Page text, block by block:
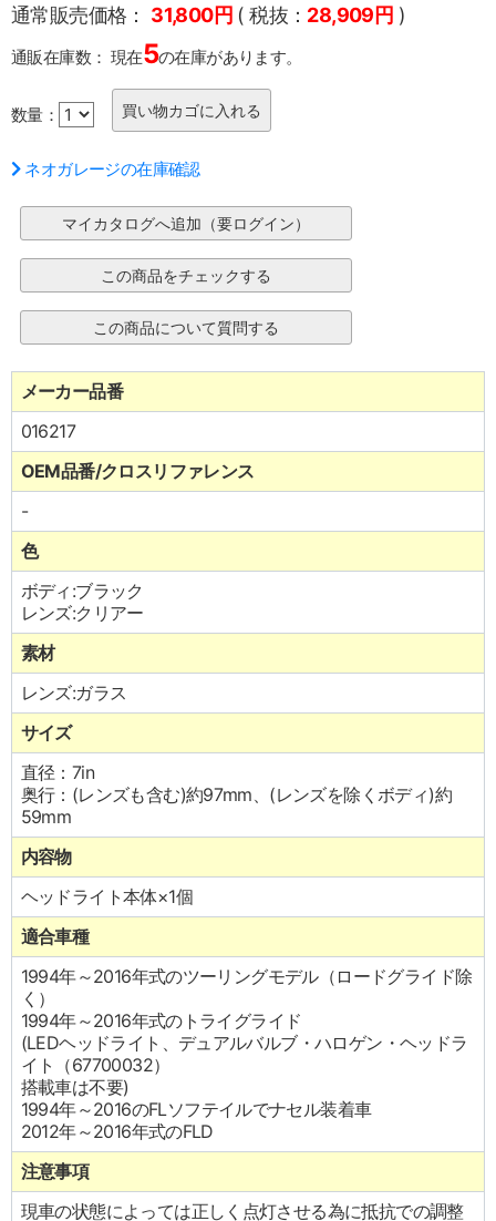
通常販売価格： 31,800円 ( 税抜： 28,909円 )
通販在庫数： 現在5の在庫があります。
数量：
ネオガレージの在庫確認
メーカー品番
016217
OEM品番/クロスリファレンス
-
色
ボディ:ブラック
レンズ:クリアー
素材
レンズ:ガラス
サイズ
直径：7in
奥行：(レンズも含む)約97mm、(レンズを除くボディ)約
59mm
内容物
ヘッドライト本体×1個
適合車種
1994年～2016年式のツーリングモデル（ロードグライド除
く）
1994年～2016年式のトライグライド
(LEDヘッドライト、デュアルバルブ・ハロゲン・ヘッドラ
イト（67700032）
搭載車は不要)
1994年～2016のFLソフテイルでナセル装着車
2012年～2016年式のFLD
注意事項
現車の状態によっては正しく点灯させる為に抵抗での調整